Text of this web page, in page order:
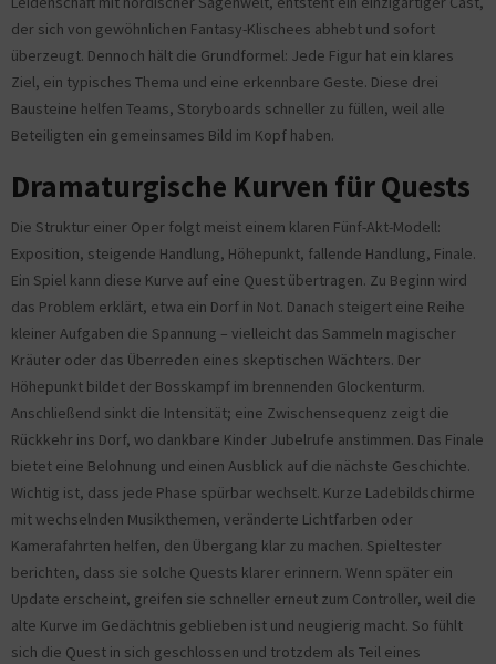
der sich von gewöhnlichen Fantasy-Klischees abhebt und sofort
überzeugt. Dennoch hält die Grundformel: Jede Figur hat ein klares
Ziel, ein typisches Thema und eine erkennbare Geste. Diese drei
Bausteine helfen Teams, Storyboards schneller zu füllen, weil alle
Beteiligten ein gemeinsames Bild im Kopf haben.
Dramaturgische Kurven für Quests
Die Struktur einer Oper folgt meist einem klaren Fünf-Akt-Modell:
Exposition, steigende Handlung, Höhepunkt, fallende Handlung, Finale.
Ein Spiel kann diese Kurve auf eine Quest übertragen. Zu Beginn wird
das Problem erklärt, etwa ein Dorf in Not. Danach steigert eine Reihe
kleiner Aufgaben die Spannung – vielleicht das Sammeln magischer
Kräuter oder das Überreden eines skeptischen Wächters. Der
Höhepunkt bildet der Bosskampf im brennenden Glockenturm.
Anschließend sinkt die Intensität; eine Zwischensequenz zeigt die
Rückkehr ins Dorf, wo dankbare Kinder Jubelrufe anstimmen. Das Finale
bietet eine Belohnung und einen Ausblick auf die nächste Geschichte.
Wichtig ist, dass jede Phase spürbar wechselt. Kurze Ladebildschirme
mit wechselnden Musikthemen, veränderte Lichtfarben oder
Kamerafahrten helfen, den Übergang klar zu machen. Spieltester
berichten, dass sie solche Quests klarer erinnern. Wenn später ein
Update erscheint, greifen sie schneller erneut zum Controller, weil die
alte Kurve im Gedächtnis geblieben ist und neugierig macht. So fühlt
sich die Quest in sich geschlossen und trotzdem als Teil eines